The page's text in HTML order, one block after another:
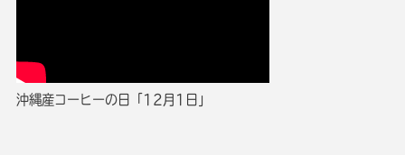
沖縄産コーヒーの日「12月1日」